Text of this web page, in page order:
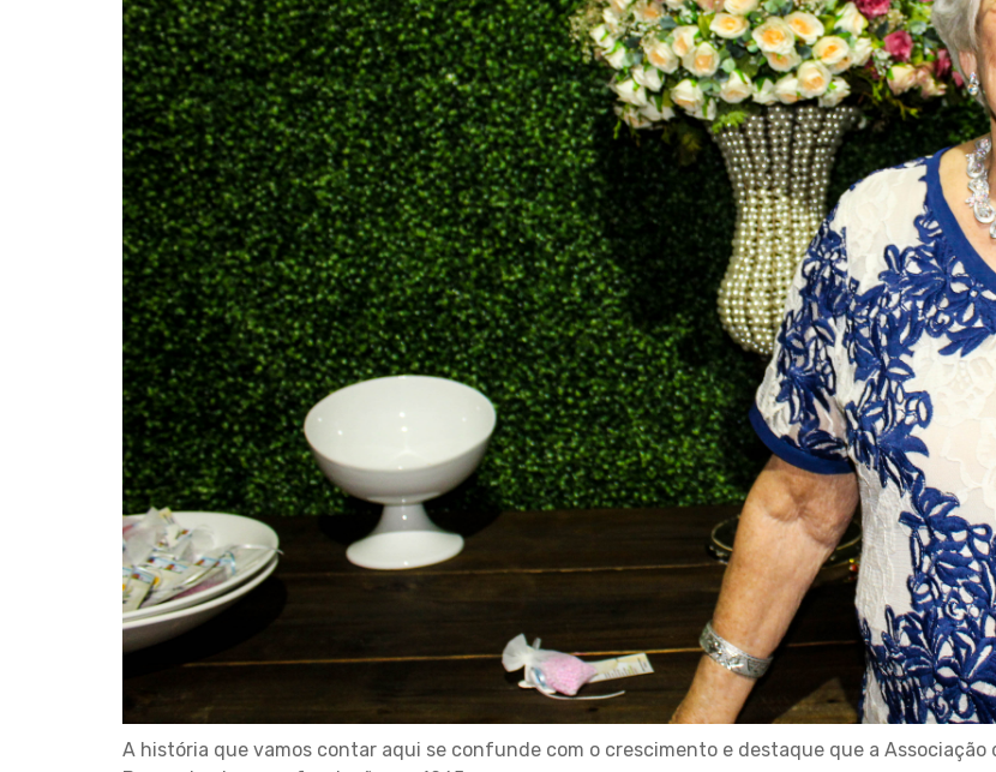
A história que vamos contar aqui se confunde com o crescimento e destaque que a Associação